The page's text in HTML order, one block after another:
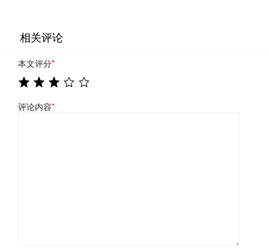
相关评论
本文评分*
评论内容*